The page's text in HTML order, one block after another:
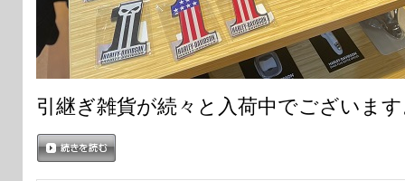
引継ぎ雑貨が続々と入荷中でございま